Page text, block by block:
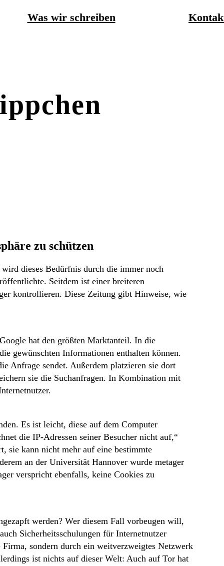
Was wir schreiben
zu schützen
dieses Bedürfnis durch die immer noch
Seitdem ist einer breiteren
kontrollieren. Diese Zeitung gibt Hinweise, wie
hat den größten Marktanteil. In die
gewünschten Informationen enthalten können.
Anfrage sendet. Außerdem platzieren sie dort
sie die Suchanfragen. In Kombination mit
Es ist leicht, diese auf dem Computer
die IP-Adressen seiner Besucher nicht auf,“
sie kann nicht mehr auf eine bestimmte
an der Universität Hannover wurde metager
verspricht ebenfalls, keine Cookies zu
werden? Wer diesem Fall vorbeugen will,
Sicherheitsschulungen für Internetnutzer
sondern durch ein weitverzweigtes Netzwerk
ist nichts auf dieser Welt: Auch auf Tor hat